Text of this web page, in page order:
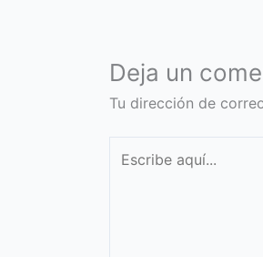
Deja un
Tu dirección de
aquí...